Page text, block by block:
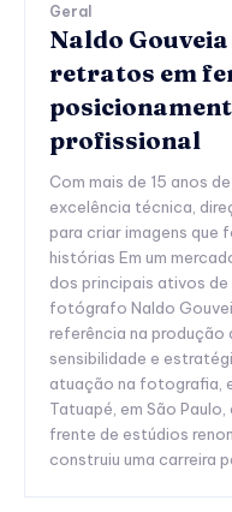
Geral
Naldo
retratos em
profissional
Com mais de 15 anos
excelência técnica,
para criar imagens que
histórias Em um
dos principais ativos
fotógrafo Naldo
referência na produção
sensibilidade e
atuação na fotografia,
Tatuapé, em São
frente de estúdios
construiu uma carreira